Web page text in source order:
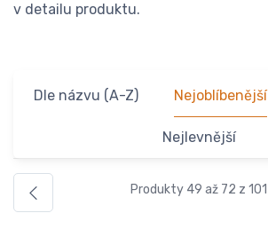
v detailu produktu.
Dle názvu (A-Z) Nejoblíbenější
Nejlevnější
Produkty 49 až 72 z 101